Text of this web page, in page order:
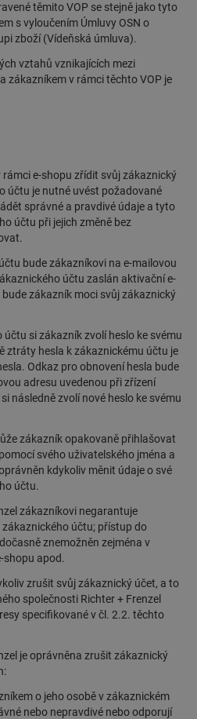
těmito VOP se stejně jako tyto
s vyloučením Úmluvy OSN o
zboží (Vídeňská úmluva).
vztahů vznikajících mezi
zákazníkem v rámci těchto VOP je
e-shopu zřídit svůj zákaznický
účtu je nutné uvést požadované
správné a pravdivé údaje a tyto
účtu při jejich změně bez
bude zákazníkovi na e-mailovou
účtu zaslán aktivační e-
zákazník moci svůj zákaznický
si zákazník zvolí heslo ke svému
ztráty hesla k zákaznickému účtu je
Odkaz pro obnovení hesla bude
adresu uvedenou při zřízení
následně zvolí nové heslo ke svému
zákazník opakovaně přihlašovat
svého uživatelského jména a
kdykoliv měnit údaje o své
účtu.
zákazníkovi negarantuje
účtu; přístup do
znemožněn zejména v
shopu apod.
zrušit svůj zákaznický účet, a to
společnosti Richter + Frenzel
specifikované v čl. 2.2. těchto
je oprávněna zrušit zákaznický
o jeho osobě v zákaznickém
nebo nepravdivé nebo odporují